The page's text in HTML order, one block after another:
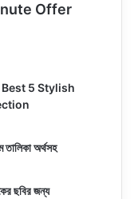
Offer
|| Best 5 Stylish
অর্থসহ
ছবির জন্য